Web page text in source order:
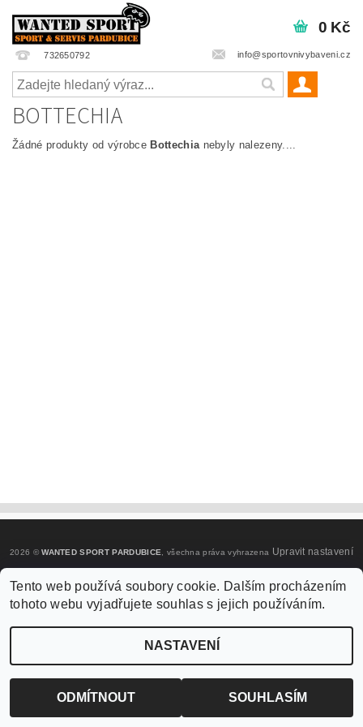
732650792 info@sportovnivybaveni.cz
0 Kč
BOTTECHIA
Žádné produkty od výrobce Bottechianebyly nalezeny....
2026 ©WANTED SPORT PARDUBICE , všechna práva vyhrazena Upravit nastavení
cookies
Vytvořil Shoptet
Tento web používá soubory cookie. Dalším procházením
tohoto webu vyjadřujete souhlas s jejich používáním.
NASTAVENÍ
ODMÍTNOUT SOUHLASÍM